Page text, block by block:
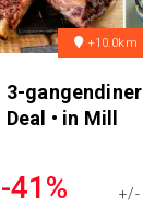
3-
Deal • in Mill
-41% +/-